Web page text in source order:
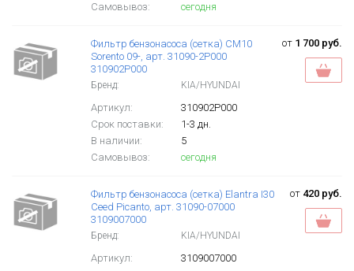
Самовывоз:
сегодня
Фильтр бензонасоса (сетка) CM10
Sorento 09-, арт. 31090-2P000
310902P000
Бренд: KIA/HYUNDAI
Артикул:
310902P000
Срок поставки:
1-3 дн.
В наличии:
5
Самовывоз:
сегодня
от 1 700 руб.
Фильтр бензонасоса (сетка) Elantra I30
Ceed Picanto, арт. 31090-07000
3109007000
Бренд: KIA/HYUNDAI
Артикул:
3109007000
от 420 руб.